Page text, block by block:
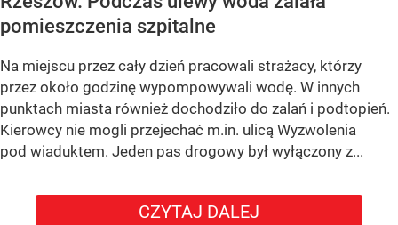
pomieszczenia szpitalne
Na miejscu przez cały dzień pracowali strażacy, którzy
przez około godzinę wypompowywali wodę. W innych
punktach miasta również dochodziło do zalań i podtopień.
Kierowcy nie mogli przejechać m.in. ulicą Wyzwolenia
pod wiaduktem. Jeden pas drogowy był wyłączony z...
CZYTAJ DALEJ